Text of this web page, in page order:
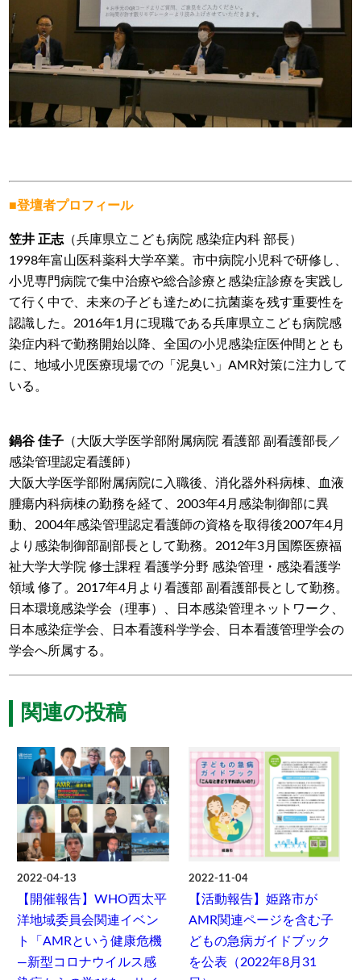
■登壇者プロフィール
笠井 正志 （兵庫県立こども病院 感染症内科 部長）
1998年富山医科薬科大学卒業。市中病院小児科で研修し、
小児専門病院で集中治療や総合診療と感染症診療を実践し
て行く中で、未来の子ども達ために抗菌薬を残す重要性を
認識した。2016年1月に現職である兵庫県立こども病院感
染症内科で勤務開始以降、全国の小児感染症医仲間ととも
に、地域小児医療現場での「泥臭い」AMR対策に注力して
いる。
鍋谷 佳子 （大阪大学医学部附属病院 看護部 副看護部長／
感染管理認定看護師）
大阪大学医学部附属病院に入職後、消化器外科病棟、血液
腫瘍内科病棟の勤務を経て、2003年4月感染制御部に異
動、2004年感染管理認定看護師の資格を取得後2007年4月
より感染制御部副部長として勤務。2012年3月国際医療福
祉大学大学院 修士課程 看護学分野 感染管理・感染看護学
領域 修了。2017年4月より看護部 副看護部長として勤務。
日本環境感染学会（理事）、日本感染管理ネットワーク、
日本感染症学会、日本看護科学学会、日本看護管理学会の
学会へ所属する。
関連の投稿
2022-04-13
【開催報告】WHO西太平
洋地域委員会関連イベン
ト「AMRという健康危機
―新型コロナウイルス感
2022-11-04
【活動報告】姫路市が
AMR関連ページを含む子
どもの急病ガイドブック
を公表（2022年8月31